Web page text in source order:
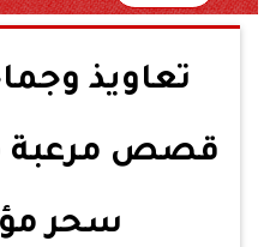
تعاويذ
قصص مرعبة
سحر